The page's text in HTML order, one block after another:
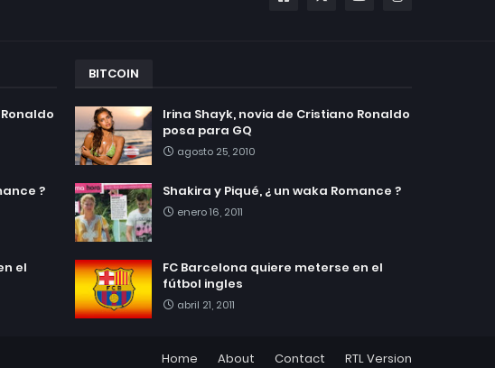
?
el
BITCOIN
Irina Shayk, novia de Cristiano Ronaldo
posa para GQ
agosto 25, 2010
Shakira y Piqué, ¿ un waka Romance ?
enero 16, 2011
FC Barcelona quiere meterse en el
fútbol ingles
abril 21, 2011
Home About Contact RTL Version